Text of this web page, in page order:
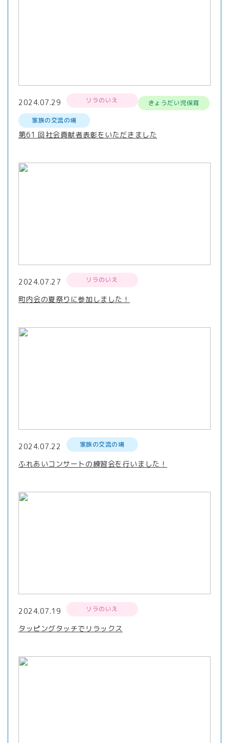
2024.07.29 リラのいえ
きょうだい児保育
家族の交流の場
第61 回社会貢献者表彰をいただきました
2024.07.27 リラのいえ
町内会の夏祭りに参加しました！
2024.07.22 家族の交流の場
ふれあいコンサートの練習会を行いました！
2024.07.19 リラのいえ
タッピングタッチでリラックス